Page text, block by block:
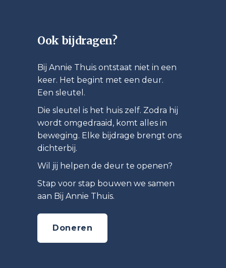
Ook bijdragen?
Bij Annie Thuis ontstaat niet in een
keer. Het begint met een deur.
Een sleutel.
Die sleutel is het huis zelf. Zodra hij
wordt omgedraaid, komt alles in
beweging. Elke bijdrage brengt ons
dichterbij.
Wil jij helpen de deur te openen?
Stap voor stap bouwen we samen
aan Bij Annie Thuis.
Doneren